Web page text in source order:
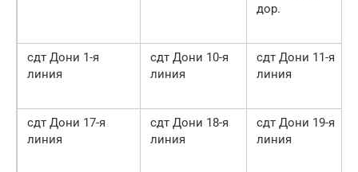
дор.
сдт Дони 1-я
линия
сдт Дони 10-я
линия
сдт Дони 11-я
линия
сдт Дони 17-я
линия
сдт Дони 18-я
линия
сдт Дони 19-я
линия